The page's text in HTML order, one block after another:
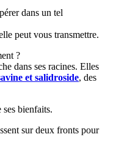
dans un tel
peut vous transmettre.
?
dans ses racines. Elles
et salidroside, des
bienfaits.
sur deux fronts pour